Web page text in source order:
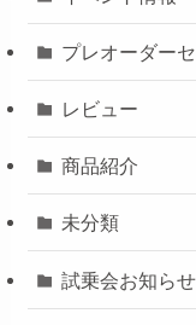
プレオーダー
レビュー
商品紹介
未分類
試乗会お知らせ